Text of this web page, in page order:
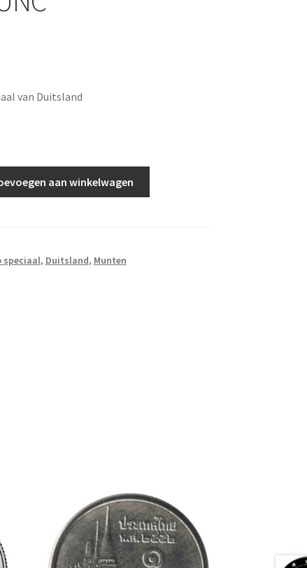
van Duitsland
aan winkelwagen
speciaal, Duitsland, Munten